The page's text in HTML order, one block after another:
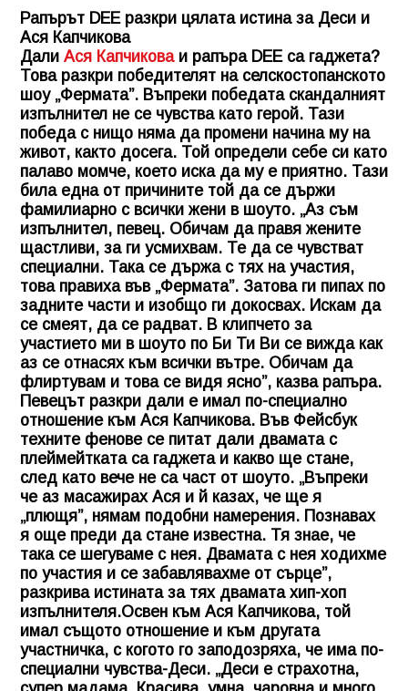
Рапърът DEE разкри цялата истина за Деси и
Ася Капчикова
Дали Ася Капчиковаи рапъра DEE са гаджета?
Това разкри победителят на селскостопанското
шоу „Фермата”. Въпреки победата скандалният
изпълнител не се чувства като герой. Тази
победа с нищо няма да промени начина му на
живот, както досега. Той определи себе си като
палаво момче, което иска да му е приятно. Тази
била една от причините той да се държи
фамилиарно с всички жени в шоуто. „Аз съм
изпълнител, певец. Обичам да правя жените
щастливи, за ги усмихвам. Те да се чувстват
специални. Така се държа с тях на участия,
това правиха във „Фермата”. Затова ги пипах по
задните части и изобщо ги докосвах. Искам да
се смеят, да се радват. В клипчето за
участието ми в шоуто по Би Ти Ви се вижда как
аз се отнасях към всички вътре. Обичам да
флиртувам и това се видя ясно”, казва рапъра.
Певецът разкри дали е имал по-специално
отношение към Ася Капчикова. Във Фейсбук
техните фенове се питат дали двамата с
плеймейтката са гаджета и какво ще стане,
след като вече не са част от шоуто. „Въпреки
че аз масажирах Ася и й казах, че ще я
„плющя”, нямам подобни намерения. Познавах
я още преди да стане известна. Тя знае, че
така се шегуваме с нея. Двамата с нея ходихме
по участия и се забавлявахме от сърце”,
разкрива истината за тях двамата хип-хоп
изпълнителя.Освен към Ася Капчикова, той
имал същото отношение и към другата
участничка, с когото го заподозряха, че има по-
специални чувства-Деси. „Деси е страхотна,